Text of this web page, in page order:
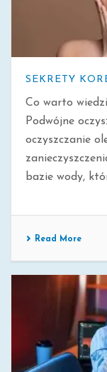
SEKRETY
Co warto
Podwójne
oczyszczanie
bazie wody,
Read More